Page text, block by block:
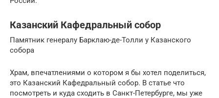
Казанский Кафедральный собор
Памятник генералу Барклаю-де-Толли у Казанского
собора
Храм, впечатлениями о котором я бы хотел поделиться,
это Казанский Кафедральный собор. В статье что
посмотреть и куда сходить в Санкт-Петербурге, мы уже